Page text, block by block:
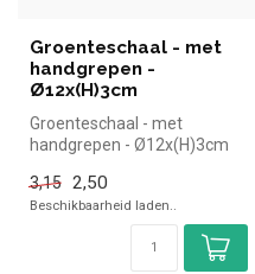
Groenteschaal - met
handgrepen -
Ø12x(H)3cm
Groenteschaal - met
handgrepen - Ø12x(H)3cm
voor in ...
3,15 2,50
Beschikbaarheid laden..